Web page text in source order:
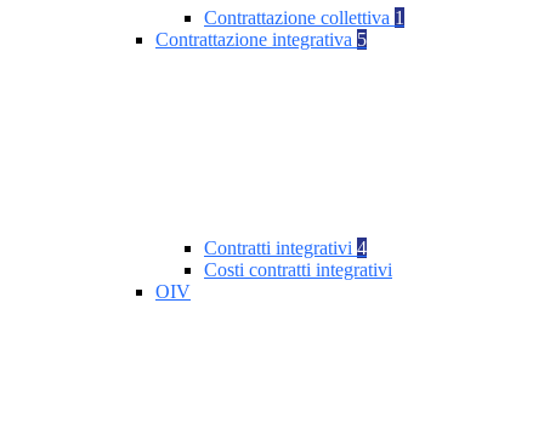
Contrattazione collettiva 1
Contrattazione integrativa 5
Contratti integrativi 4
Costi contratti integrativi
OIV